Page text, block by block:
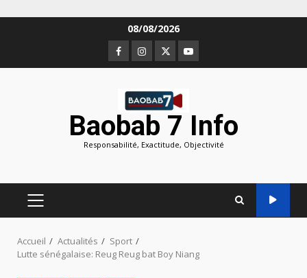
08/08/2026
Facebook
Instagram
TwitterYoutube
Baobab 7 Info
Responsabilité, Exactitude, Objectivité
MENU
PRINCIPAL
Accueil Actualités
Sport
Lutte sénégalaise: Reug Reug bat Boy Niang